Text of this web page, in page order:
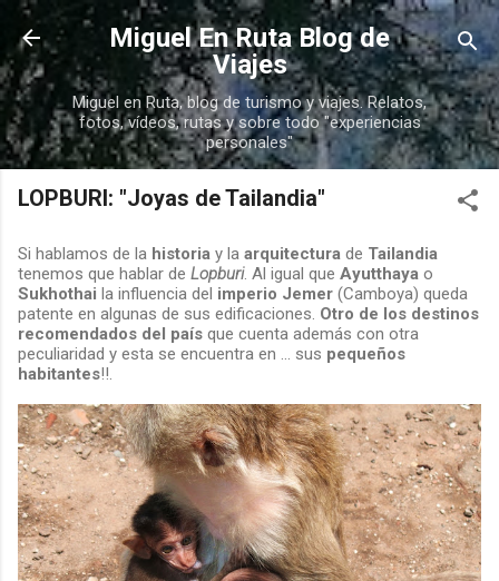
Ir al contenido principal
Miguel En Ruta Blog de
Viajes
Miguel en Ruta, blog de turismo y viajes. Relatos,
fotos, vídeos, rutas y sobre todo "experiencias
personales"
LOPBURI: "Joyas de Tailandia"
Si hablamos de la historia y la arquitectura de Tailandia
tenemos que hablar de Lopburi. Al igual que Ayutthaya o
Sukhothai la influencia del imperio Jemer (Camboya) queda
patente en algunas de sus edificaciones. Otro de los destinos
recomendados del país que cuenta además con otra
peculiaridad y esta se encuentra en ... sus pequeños
habitantes!!.